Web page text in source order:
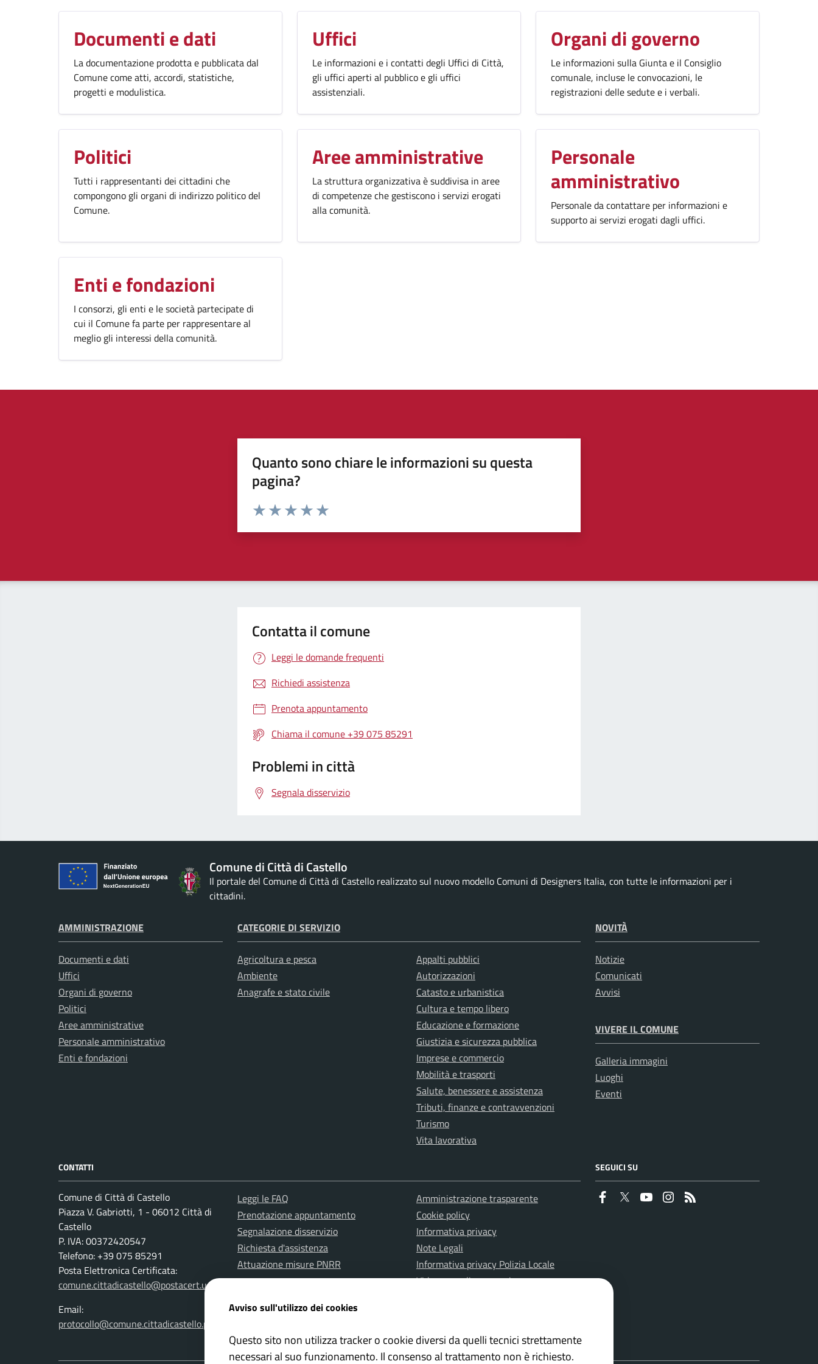
Documenti e dati
La documentazione prodotta e pubblicata dal
Comune come atti, accordi, statistiche,
progetti e modulistica.
Uffici
Le informazioni e i contatti degli Uffici di Città,
gli uffici aperti al pubblico e gli uffici
assistenziali.
Organi di governo
Le informazioni sulla Giunta e il Consiglio
comunale, incluse le convocazioni, le
registrazioni delle sedute e i verbali.
Politici
Tutti i rappresentanti dei cittadini che
compongono gli organi di indirizzo politico del
Comune.
Aree amministrative
La struttura organizzativa è suddivisa in aree
di competenze che gestiscono i servizi erogati
alla comunità.
Personale
amministrativo
Personale da contattare per informazioni e
supporto ai servizi erogati dagli uffici.
Enti e fondazioni
I consorzi, gli enti e le società partecipate di
cui il Comune fa parte per rappresentare al
meglio gli interessi della comunità.
Quanto sono chiare le informazioni su questa
pagina?
Valuta da 1 a 5 stelle la pagina
Contatta il comune
Leggi le domande frequenti
Richiedi assistenza
Prenota appuntamento
Chiama il comune +39 075 85291
Problemi in città
Segnala disservizio
Comune di Città di Castello
Il portale del Comune di Città di Castello realizzato sul nuovo modello Comuni di Designers Italia, con tutte le informazioni per i
cittadini.
AMMINISTRAZIONE
Documenti e dati
Uffici
Organi di governo
Politici
Aree amministrative
Personale amministrativo
Enti e fondazioni
CATEGORIE DI SERVIZIO
Agricoltura e pesca
Ambiente
Anagrafe e stato civile
Appalti pubblici
Autorizzazioni
Catasto e urbanistica
Cultura e tempo libero
Educazione e formazione
Giustizia e sicurezza pubblica
Imprese e commercio
Mobilità e trasporti
Salute, benessere e assistenza
Tributi, finanze e contravvenzioni
Turismo
Vita lavorativa
NOVITÀ
Notizie
Comunicati
Avvisi
VIVERE IL COMUNE
Galleria immagini
Luoghi
Eventi
CONTATTI
Comune di Città di Castello
Piazza V. Gabriotti, 1 - 06012 Città di
Castello
P. IVA: 00372420547
Telefono: +39 075 85291
Posta Elettronica Certificata:
comune.cittadicastello@postacert.umbria.it
Email:
protocollo@comune.cittadicastello.pg.it
Leggi le FAQ
Prenotazione appuntamento
Segnalazione disservizio
Richiesta d'assistenza
Attuazione misure PNRR
Amministrazione trasparente
Cookie policy
Informativa privacy
Note Legali
Informativa privacy Polizia Locale
Videosorveglianza e privacy
SEGUICI SU
Faceboook
Twitter YoutubeInstagram
Avviso sull'utilizzo dei cookies
Questo sito non utilizza tracker o cookie diversi da quelli tecnici strettamente
necessari al suo funzionamento. Il consenso al trattamento non è richiesto.